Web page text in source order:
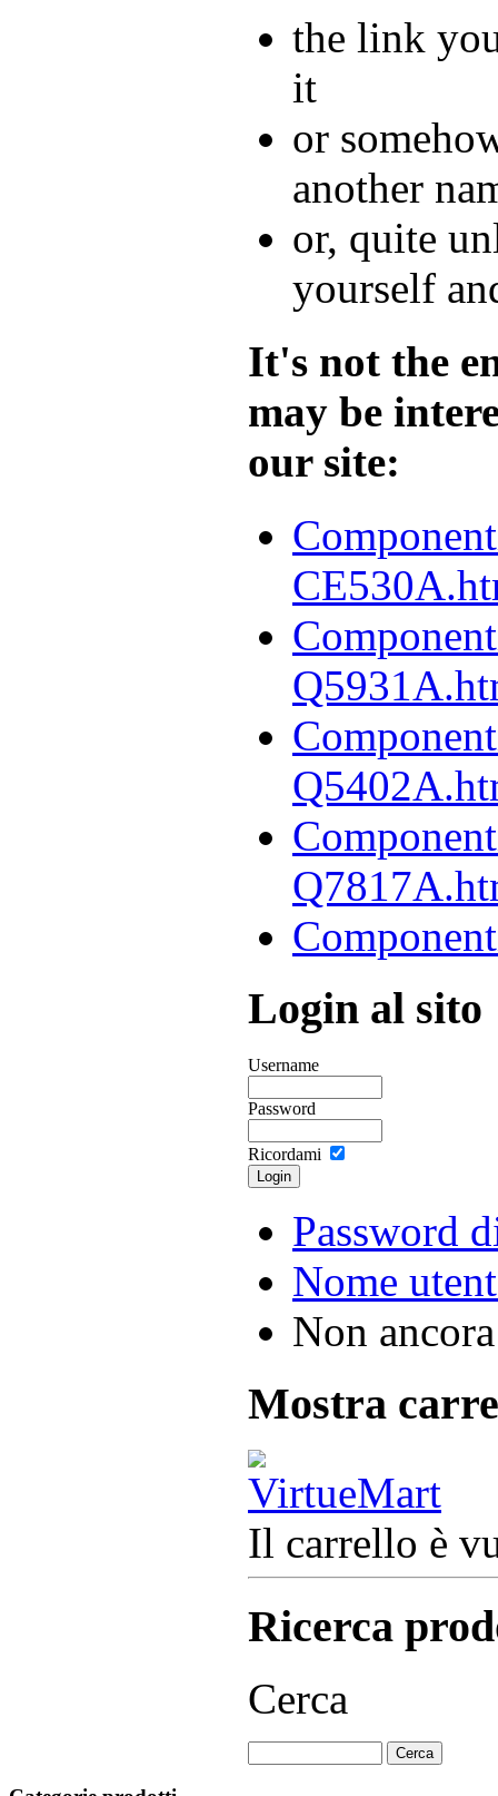
the link
it
or
another
or, quite
yourself
It's not the
may be
our site:
Login al sito
Username
Password
Ricordami
Password
Nome
Non
Mostra
Il carrello è
Ricerca
Cerca